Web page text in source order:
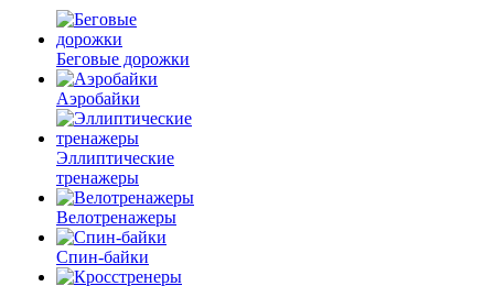
Беговые дорожки
Аэробайки
Эллиптические
тренажеры
Велотренажеры
Спин-байки